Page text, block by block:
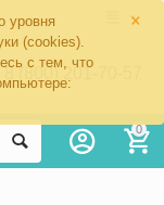
×
уровня
(cookies).
с тем, что
8 (800) 201-70-57
0